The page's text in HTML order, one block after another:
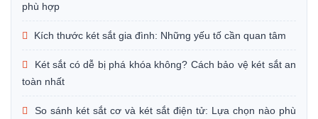
phù hợp
Kích thước két sắt gia đình: Những yếu tố cần quan tâm
Két sắt có dễ bị phá khóa không? Cách bảo vệ két sắt an
toàn nhất
So sánh két sắt cơ và két sắt điện tử: Lựa chọn nào phù